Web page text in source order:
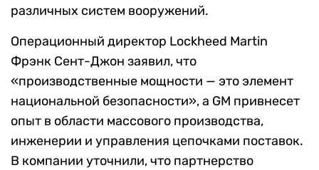
различных систем вооружений.
Операционный директор Lockheed Martin
Фрэнк Сент-Джон заявил, что
«производственные мощности — это элемент
национальной безопасности», а GM привнесет
опыт в области массового производства,
инженерии и управления цепочками поставок.
В компании уточнили, что партнерство